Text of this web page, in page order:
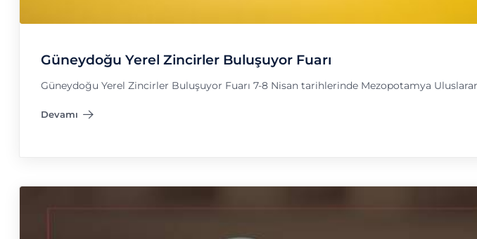
Güneydoğu Yerel Zincirler Buluşuyor Fuarı
Güneydoğu Yerel Zincirler Buluşuyor Fuarı 7-8 Nisan tarihlerinde Mezopotamya
Devamı
"Güneydoğu Yerel Zincirler Buluşuyor Fuarı"